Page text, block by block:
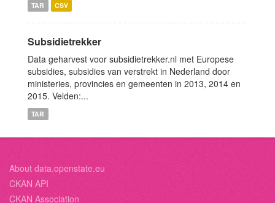
TAR CSV
Subsidietrekker
Data geharvest voor subsidietrekker.nl met Europese
subsidies, subsidies van verstrekt in Nederland door
ministeries, provincies en gemeenten in 2013, 2014 en
2015. Velden:...
TAR
About data.openstate.eu
CKAN API
CKAN Association